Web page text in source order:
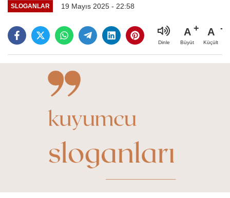
SLOGANLAR 19 Mayıs 2025 - 22:58
Dinle
A
Büyüt
A
Küçült